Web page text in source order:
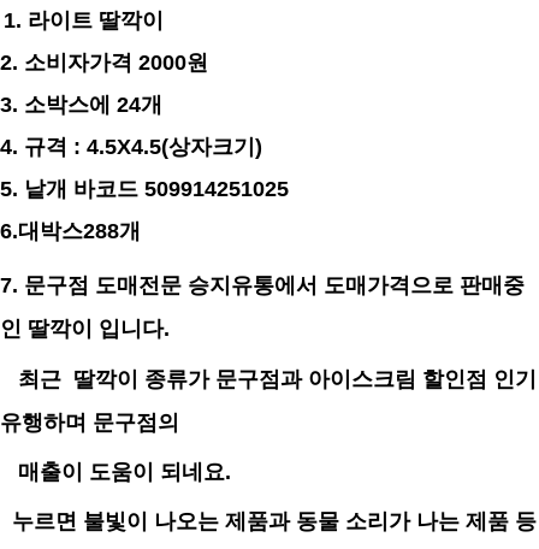
1. 라이트 딸깍이
2. 소비자가격 2000원
3. 소박스에 24개
4. 규격 : 4.5X4.5(상자크기)
5. 낱개 바코드 509914251025
6.대박스288개
7. 문구점 도매전문 승지유통에서 도매가격으로 판매중
인 딸깍이 입니다.
최근 딸깍이 종류가 문구점과 아이스크림 할인점 인기
유행하며 문구점의
매출이 도움이 되네요.
누르면 불빛이 나오는 제품과 동물 소리가 나는 제품 등